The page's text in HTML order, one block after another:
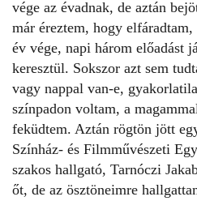
vége az évadnak, de aztán
már éreztem, hogy
év vége, napi három előadást
keresztül. Sokszor azt sem
vagy nappal van-e,
színpadon voltam, a
feküdtem. Aztán rögtön jött
Színház- és Filmművészeti
szakos hallgató, Tarnóczi
őt, de az ösztöneimre